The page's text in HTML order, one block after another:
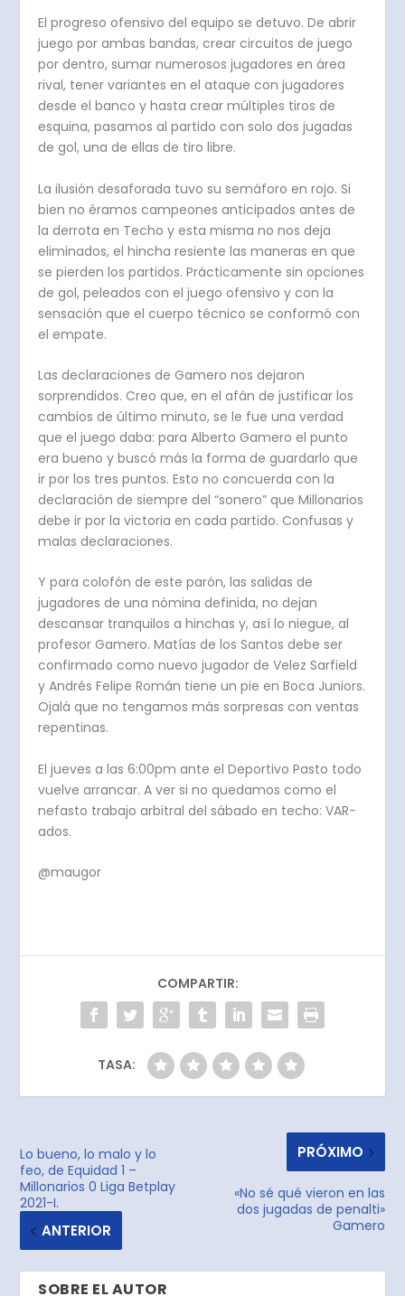
El progreso ofensivo del equipo se detuvo. De abrir
juego por ambas bandas, crear circuitos de juego
por dentro, sumar numerosos jugadores en área
rival, tener variantes en el ataque con jugadores
desde el banco y hasta crear múltiples tiros de
esquina, pasamos al partido con solo dos jugadas
de gol, una de ellas de tiro libre.
La ilusión desaforada tuvo su semáforo en rojo. Si
bien no éramos campeones anticipados antes de
la derrota en Techo y esta misma no nos deja
eliminados, el hincha resiente las maneras en que
se pierden los partidos. Prácticamente sin opciones
de gol, peleados con el juego ofensivo y con la
sensación que el cuerpo técnico se conformó con
el empate.
Las declaraciones de Gamero nos dejaron
sorprendidos. Creo que, en el afán de justificar los
cambios de último minuto, se le fue una verdad
que el juego daba: para Alberto Gamero el punto
era bueno y buscó más la forma de guardarlo que
ir por los tres puntos. Esto no concuerda con la
declaración de siempre del “sonero” que Millonarios
debe ir por la victoria en cada partido. Confusas y
malas declaraciones.
Y para colofón de este parón, las salidas de
jugadores de una nómina definida, no dejan
descansar tranquilos a hinchas y, así lo niegue, al
profesor Gamero. Matías de los Santos debe ser
confirmado como nuevo jugador de Velez Sarfield
y Andrés Felipe Román tiene un pie en Boca Juniors.
Ojalá que no tengamos más sorpresas con ventas
repentinas.
El jueves a las 6:00pm ante el Deportivo Pasto todo
vuelve arrancar. A ver si no quedamos como el
nefasto trabajo arbitral del sábado en techo: VAR-
ados.
@maugor
COMPARTIR:
TASA:
Lo bueno, lo malo y lo
feo, de Equidad 1 –
Millonarios 0 Liga Betplay
2021-I.
ANTERIOR
PRÓXIMO
«No sé qué vieron en las
dos jugadas de penalti»
Gamero
SOBRE EL AUTOR